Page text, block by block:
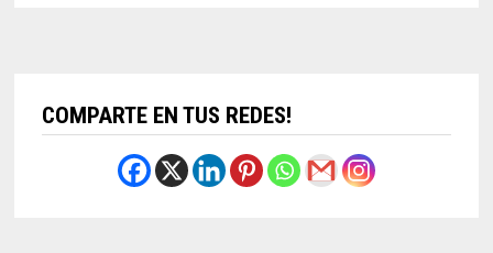
COMPARTE EN TUS REDES!